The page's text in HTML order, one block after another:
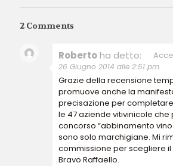
2 Comments
Robertoha detto:
26 Giugno 2014 alle 2:51 pm
Grazie della recensione
promuove anche la
precisazione per
le 47 aziende vitivinicole
concorso “abbinamento
sono solo marchigiane. Mi
commissione per scegliere il
Bravo Raffaello.